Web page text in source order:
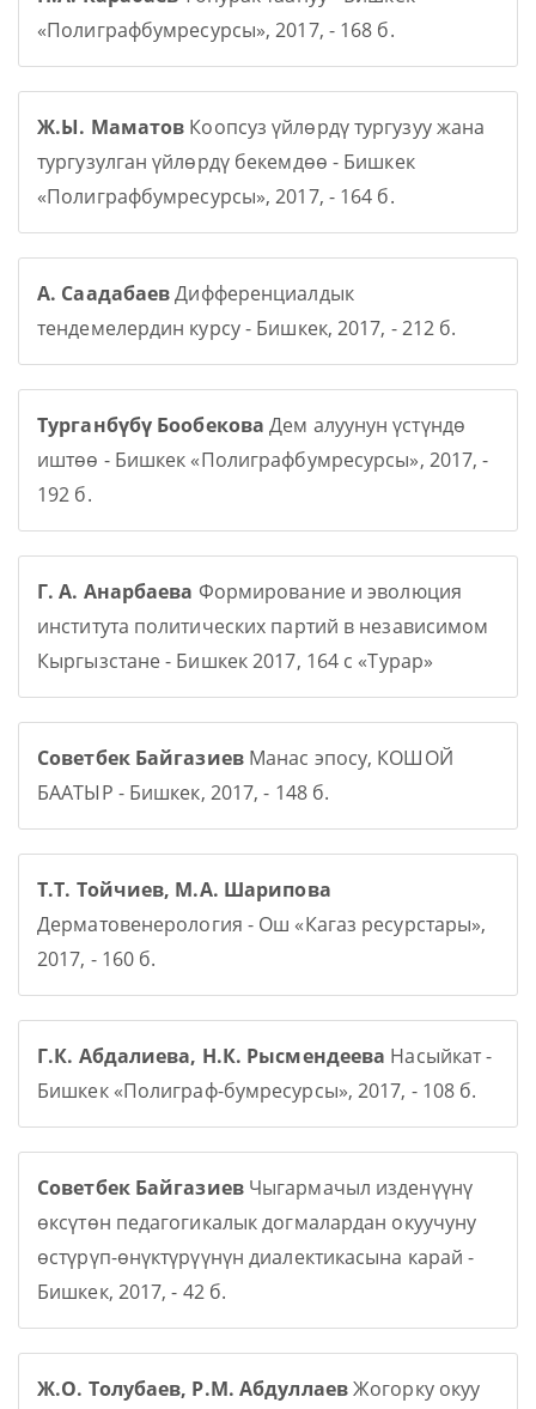
«Полиграфбумресурсы», 2017, - 168 б.
Ж.Ы. Маматов Коопсуз үйлөрдү тургузуу жана
тургузулган үйлөрдү бекемдөө - Бишкек
«Полиграфбумресурсы», 2017, - 164 б.
А. СаадабаевДифференциалдык
тендемелердин курсу - Бишкек, 2017, - 212 б.
Турганбүбү Бообекова Дем алуунун үстүндө
иштөө - Бишкек «Полиграфбумресурсы», 2017, -
192 б.
Г. А. Анарбаева Формирование и эволюция
института политических партий в независимом
Кыргызстане - Бишкек 2017, 164 с «Турар»
Советбек БайгазиевМанас эпосу, КОШОЙ
БААТЫР - Бишкек, 2017, - 148 б.
Т.Т. Тойчиев, М.А. Шарипова
Дерматовенерология - Ош «Кагаз ресурстары»,
2017, - 160 б.
Г.К. Абдалиева, Н.К. Рысмендеева Насыйкат -
Бишкек «Полиграф-бумресурсы», 2017, - 108 б.
Советбек БайгазиевЧыгармачыл изденүүнү
өксүтөн педагогикалык догмалардан окуучуну
өстүрүп-өнүктүрүүнүн диалектикасына карай -
Бишкек, 2017, - 42 б.
Ж.О. Толубаев, Р.М. АбдуллаевЖогорку окуу